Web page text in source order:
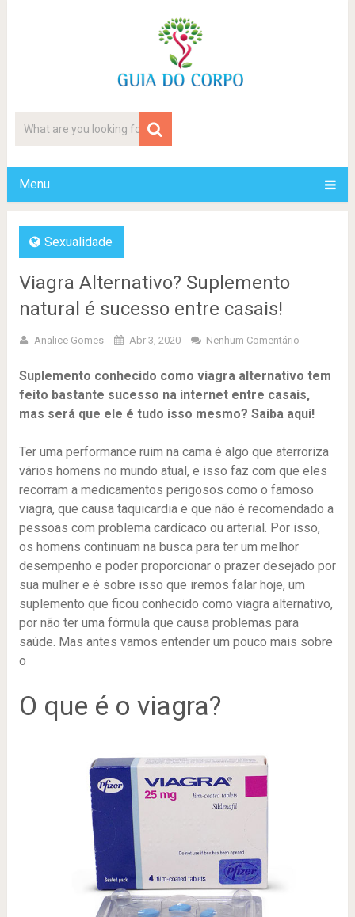
Menu
Sexualidade
Viagra Alternativo? Suplemento
natural é sucesso entre casais!
Analice Gomes Abr 3, 2020 Nenhum Comentário
Suplemento conhecido como viagra alternativo tem
feito bastante sucesso na internet entre casais,
mas será que ele é tudo isso mesmo? Saiba aqui!
Ter uma performance ruim na cama é algo que aterroriza
vários homens no mundo atual, e isso faz com que eles
recorram a medicamentos perigosos como o famoso
viagra, que causa taquicardia e que não é recomendado a
pessoas com problema cardícaco ou arterial. Por isso,
os homens continuam na busca para ter um melhor
desempenho e poder proporcionar o prazer desejado por
sua mulher e é sobre isso que iremos falar hoje, um
suplemento que ficou conhecido como viagra alternativo,
por não ter uma fórmula que causa problemas para
saúde. Mas antes vamos entender um pouco mais sobre
o
O que é o viagra?